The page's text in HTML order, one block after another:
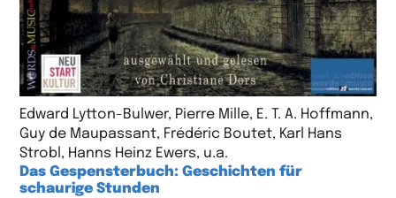
Edward Lytton-Bulwer, Pierre Mille, E. T. A. Hoffmann,
Guy de Maupassant, Frédéric Boutet, Karl Hans
Strobl, Hanns Heinz Ewers, u.a.
Das Gespensterbuch: Geschichten für
schaurige Stunden